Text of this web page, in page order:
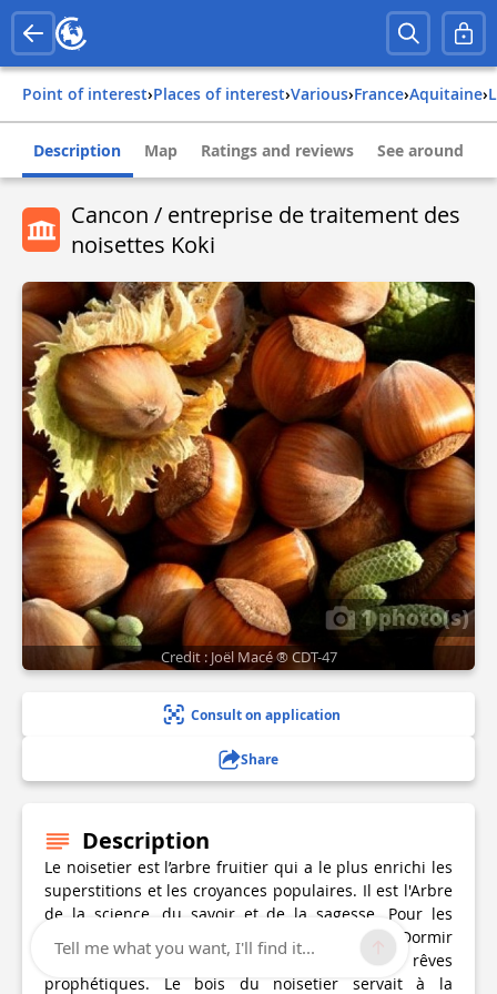
Point of interest› Places of interest› Various› france› aquitaine›
Description Map Ratings and reviews See around
Cancon / entreprise de traitement des
noisettes Koki
1 photo(s)
Credit : Joël Macé ® CDT-47
Consult on application
Share
Description
Le noisetier est l’arbre fruitier qui a le plus enrichi les
superstitions et les croyances populaires. Il est l'Arbre
de la science, du savoir et de la sagesse. Pour les
civilisations celtiques c'était un arbre magique. Dormir
sous l’ombrage d’un noisetier, provoque des rêves
prophétiques. Le bois du noisetier servait à la
Tell me what you want, I'll find it...